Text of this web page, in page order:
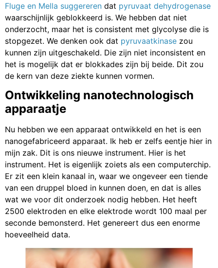
Fluge en Mella suggereren dat pyruvaat dehydrogenase
waarschijnlijk geblokkeerd is. We hebben dat niet
onderzocht, maar het is consistent met glycolyse die is
stopgezet. We denken ook dat pyruvaatkinase zou
kunnen zijn uitgeschakeld. Die zijn niet inconsistent en
het is mogelijk dat er blokkades zijn bij beide. Dit zou
de kern van deze ziekte kunnen vormen.
Ontwikkeling nanotechnologisch
apparaatje
Nu hebben we een apparaat ontwikkeld en het is een
nanogefabriceerd apparaat. Ik heb er zelfs eentje hier in
mijn zak. Dit is ons nieuwe instrument. Hier is het
instrument. Het is eigenlijk zoiets als een computerchip.
Er zit een klein kanaal in, waar we ongeveer een tiende
van een druppel bloed in kunnen doen, en dat is alles
wat we voor dit onderzoek nodig hebben. Het heeft
2500 elektroden en elke elektrode wordt 100 maal per
seconde bemonsterd. Het genereert dus een enorme
hoeveelheid data.